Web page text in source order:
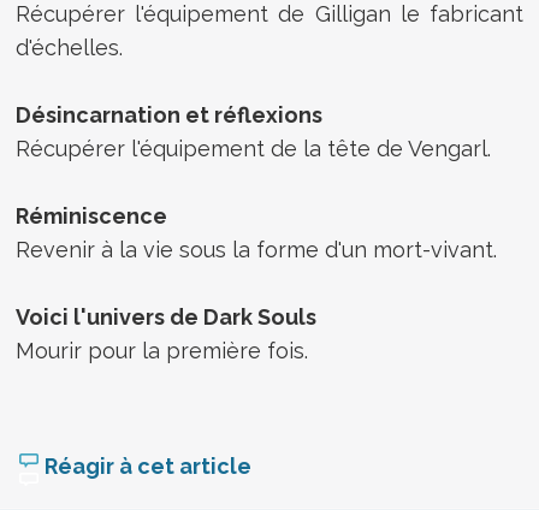
Récupérer l'équipement de Gilligan le fabricant
d'échelles.
Désincarnation et réflexions
Récupérer l'équipement de la tête de Vengarl.
Réminiscence
Revenir à la vie sous la forme d'un mort-vivant.
Voici l'univers de Dark Souls
Mourir pour la première fois.
Réagir à cet article